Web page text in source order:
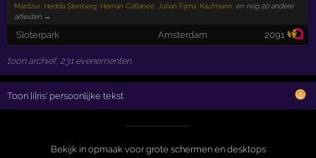
Mantzur Hedda Stenberg Hernán Cattáneo Julian Fijma Kaufmann en nog 20 andere
artiesten →
Sloterpark Amsterdam 2091
toon archief, 231 evenementen
Toon ]i[ris' persoonlijke tekst
Bekijk in opmaak voor grote schermen en desktops